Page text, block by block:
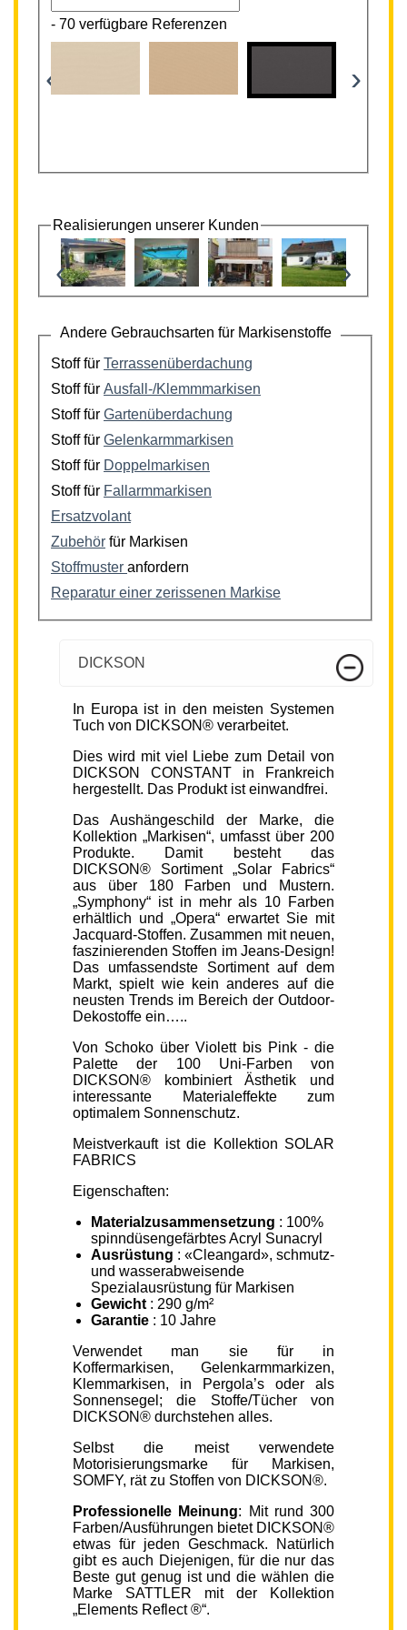
- 70 verfügbare Referenzen
‹ ›
Realisierungen unserer Kunden
‹ ›
Andere Gebrauchsarten für Markisenstoffe
Stoff für Terrassenüberdachung
Stoff für Ausfall-/Klemmmarkisen
Stoff für Gartenüberdachung
Stoff für Gelenkarmmarkisen
Stoff für Doppelmarkisen
Stoff für Fallarmmarkisen
Ersatzvolant
Zubehör für Markisen
Stoffmuster anfordern
Reparatur einer zerissenen Markise
DICKSON
In Europa ist in den meisten Systemen
Tuch von DICKSON® verarbeitet.
Dies wird mit viel Liebe zum Detail von
DICKSON CONSTANT in Frankreich
hergestellt. Das Produkt ist einwandfrei.
Das Aushängeschild der Marke, die
Kollektion „Markisen“, umfasst über 200
Produkte. Damit besteht das
DICKSON® Sortiment „Solar Fabrics“
aus über 180 Farben und Mustern.
„Symphony“ ist in mehr als 10 Farben
erhältlich und „Opera“ erwartet Sie mit
Jacquard-Stoffen. Zusammen mit neuen,
faszinierenden Stoffen im Jeans-Design!
Das umfassendste Sortiment auf dem
Markt, spielt wie kein anderes auf die
neusten Trends im Bereich der Outdoor-
Dekostoffe ein…..
Von Schoko über Violett bis Pink - die
Palette der 100 Uni-Farben von
DICKSON® kombiniert Ästhetik und
interessante Materialeffekte zum
optimalem Sonnenschutz.
Meistverkauft ist die Kollektion SOLAR
FABRICS
Eigenschaften:
Materialzusammensetzung : 100%
spinndüsengefärbtes Acryl Sunacryl
Ausrüstung : «Cleangard», schmutz-
und wasserabweisende
Spezialausrüstung für Markisen
Gewicht : 290 g/m²
Garantie : 10 Jahre
Verwendet man sie für in
Koffermarkisen, Gelenkarmmarkizen,
Klemmarkisen, in Pergola’s oder als
Sonnensegel; die Stoffe/Tücher von
DICKSON® durchstehen alles.
Selbst die meist verwendete
Motorisierungsmarke für Markisen,
SOMFY, rät zu Stoffen von DICKSON®.
Professionelle Meinung: Mit rund 300
Farben/Ausführungen bietet DICKSON®
etwas für jeden Geschmack. Natürlich
gibt es auch Diejenigen, für die nur das
Beste gut genug ist und die wählen die
Marke SATTLER mit der Kollektion
„Elements Reflect ®“.